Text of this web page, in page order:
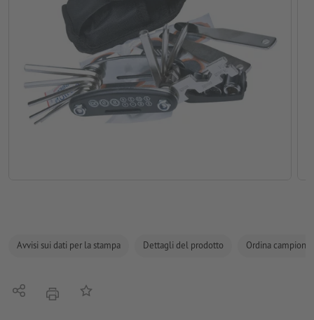
Avvisi sui dati per la stampa Dettagli del prodotto Ordina campione
Condividistamparealla lista preferiti